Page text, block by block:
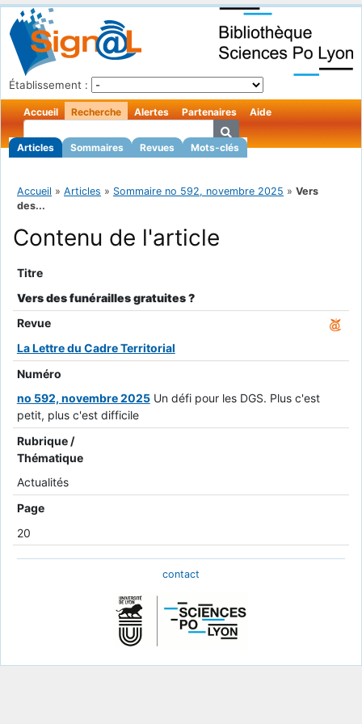
Établissement :
Accueil Recherche
Articles Sommaires Revues Mots-clés
Alertes Partenaires Aide
Accueil » Articles » Sommaire no 592, novembre 2025 » Vers
des...
Contenu de l'article
Titre
Vers des funérailles gratuites ?
Revue
La Lettre du Cadre Territorial
Numéro
no 592, novembre 2025 Un défi pour les DGS. Plus c'est
petit, plus c'est difficile
Rubrique /
Thématique
Actualités
Page
20
contact